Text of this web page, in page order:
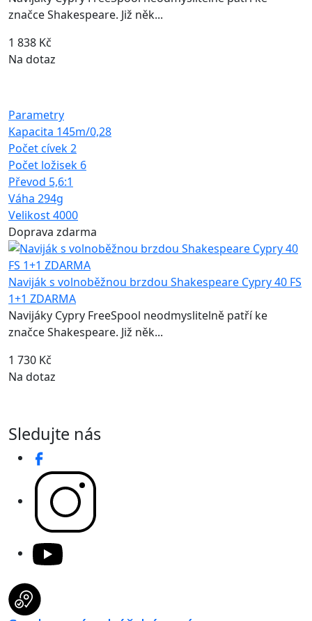
značce Shakespeare. Již něk...
1 838 Kč
Na dotaz
Parametry
Kapacita 145m/0,28
Počet cívek2
Počet ložisek 6
Převod 5,6:1
Váha 294g
Velikost4000
Doprava zdarma
Naviják s volnoběžnou brzdou Shakespeare Cypry 40 FS
1+1 ZDARMA
Navijáky Cypry FreeSpool neodmyslitelně patří ke
značce Shakespeare. Již něk...
1 730 Kč
Na dotaz
Sledujte nás